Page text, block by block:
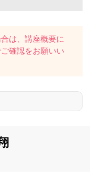
は、講座概要に
確認をお願いい